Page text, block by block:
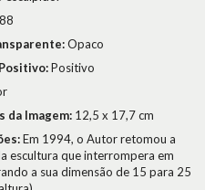
Opaco
Positivo
da Imagem: 12,5 x 17,7 cm
Em 1994, o Autor retomou a
escultura que interrompera em
a sua dimensão de 15 para 25